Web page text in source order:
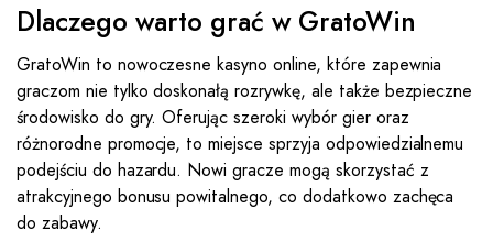
Dlaczego warto grać w GratoWin
GratoWin to nowoczesne kasyno online, które zapewnia
graczom nie tylko doskonałą rozrywkę, ale także bezpieczne
środowisko do gry. Oferując szeroki wybór gier oraz
różnorodne promocje, to miejsce sprzyja odpowiedzialnemu
podejściu do hazardu. Nowi gracze mogą skorzystać z
atrakcyjnego bonusu powitalnego, co dodatkowo zachęca
do zabawy.